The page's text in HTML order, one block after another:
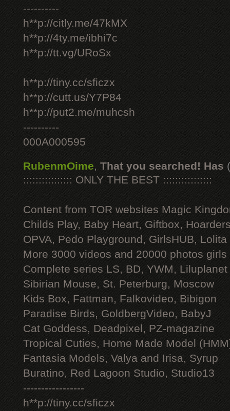
----------
h**p://citly.me/47kMX
h**p://4ty.me/ibhi7c
h**p://tt.vg/URoSx
h**p://tiny.cc/sficzx
h**p://cutt.us/Y7P84
h**p://put2.me/muhcsh
----------
000A000595
RubenmOime, That you searched! Has
:::::::::::::::: ONLY THE BEST ::::::::::::::::
Content from TOR websites Magic
Childs Play, Baby Heart, Giftbox,
OPVA, Pedo Playground, GirlsHUB, Lolita
More 3000 videos and 20000 photos
Complete series LS, BD, YWM, Liluplanet
Sibirian Mouse, St. Peterburg, Moscow
Kids Box, Fattman, Falkovideo, Bibigon
Paradise Birds, GoldbergVideo, BabyJ
Cat Goddess, Deadpixel, PZ-magazine
Tropical Cuties, Home Made Model
Fantasia Models, Valya and Irisa, Syrup
Buratino, Red Lagoon Studio, Studio13
-----------------
h**p://tiny.cc/sficzx